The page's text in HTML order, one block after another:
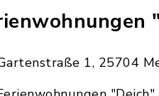
1, 25704